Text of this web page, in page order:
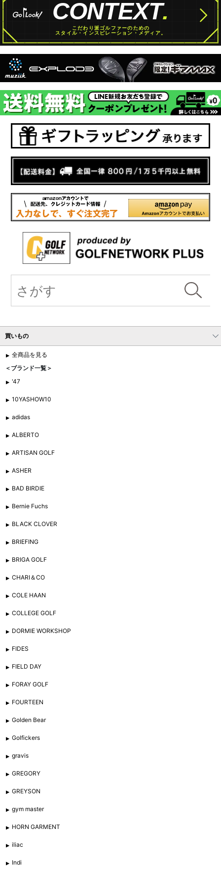
買いもの
全商品を見る
＜ブランド一覧＞
'47
10YASHOW10
adidas
ALBERTO
ARTISAN GOLF
ASHER
BAD BIRDIE
Bernie Fuchs
BLACK CLOVER
BRIEFING
BRIGA GOLF
CHARI＆CO
COLE HAAN
COLLEGE GOLF
DORMIE WORKSHOP
FIDES
FIELD DAY
FORAY GOLF
FOURTEEN
Golden Bear
Golfickers
gravis
GREGORY
GREYSON
gym master
HORN GARMENT
iliac
Indi